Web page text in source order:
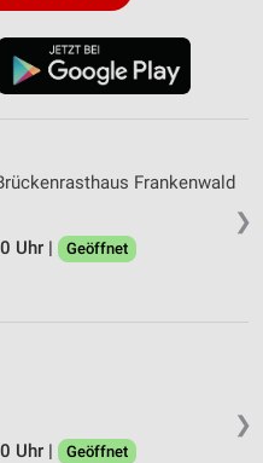
❯
Frankenwald
Uhr |
Geöffnet
❯
Uhr |
Geöffnet